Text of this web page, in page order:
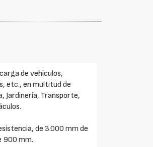
de vehículos,
etc., en multitud de
Jardinería, Transporte,
de 3.000 mm de
900 mm.